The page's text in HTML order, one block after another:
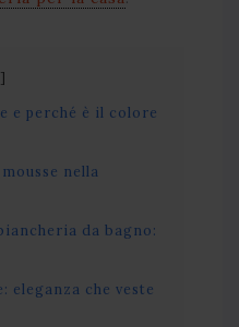
e perché è il colore
nella
da bagno:
eleganza che veste